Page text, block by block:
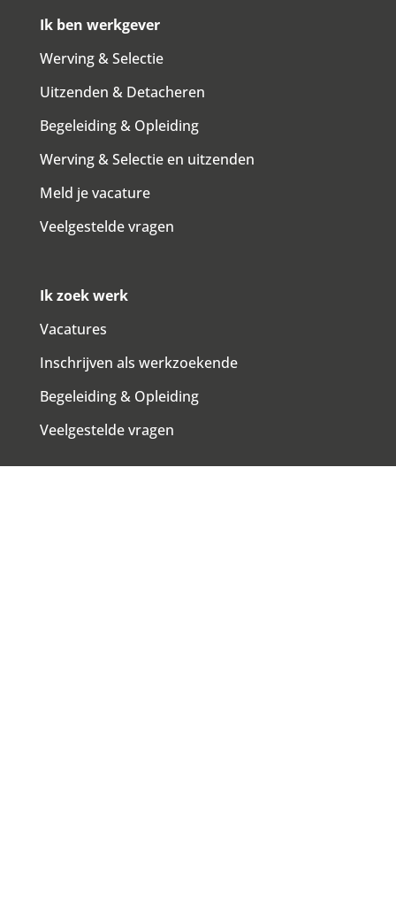
Ik ben werkgever
Werving & Selectie
Uitzenden & Detacheren
Begeleiding & Opleiding
Werving & Selectie en uitzenden
Meld je vacature
Veelgestelde vragen
Ik zoek werk
Vacatures
Inschrijven als werkzoekende
Begeleiding & Opleiding
Veelgestelde vragen